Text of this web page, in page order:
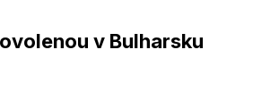
v Bulharsku